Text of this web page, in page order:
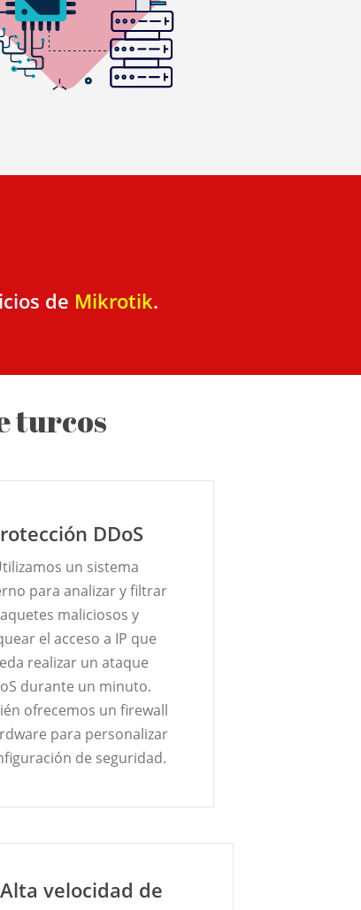
de Mikrotik.
turcos
DDoS
un sistema
para analizar y filtrar
maliciosos y
el acceso a IP que
realizar un ataque
durante un minuto.
ofrecemos un firewall
para personalizar
de seguridad.
Alta velocidad de